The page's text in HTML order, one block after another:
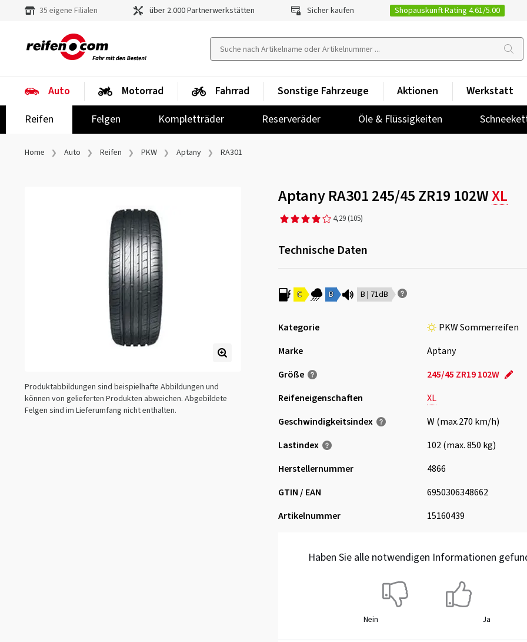
35 eigene Filialen über 2.000 Partnerwerkstätten Sicher kaufen Shopauskunft Rating 4.61/5.00
Auto
Reifen
Felgen Kompletträder Reserveräder Öle & Flüssigkeiten
Motorrad Fahrrad Sonstige Fahrzeuge Aktionen Werkstatt
Home Auto Reifen PKW Aptany RA301
Produktabbildungen sind beispielhafte Abbildungen und
können von gelieferten Produkten abweichen. Abgebildete
Felgen sind im Lieferumfang nicht enthalten.
Aptany RA301 245/45 ZR19 102WXL
4,29 (105)
Technische Daten
C B B | 71dB
Kategorie
PKW Sommerreifen
Marke
Aptany
Größe
245/45 ZR19 102W
Reifeneigenschaften
XL
Geschwindigkeits­index
W (max.270 km/h)
Lastindex
102 (max. 850 kg)
Herstellernummer
4866
GTIN / EAN
6950306348662
Artikelnummer
15160439
Haben Sie alle notwendigen Informationen
Nein Ja